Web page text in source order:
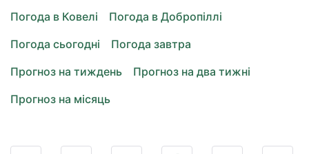
Погода в Ковелі
Погода в Добропіллі
Погода сьогодні
Погода завтра
Прогноз на тиждень
Прогноз на два тижні
Прогноз на місяць